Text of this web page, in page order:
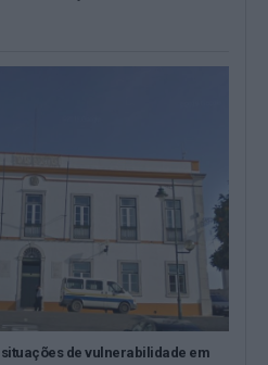
de vulnerabilidade em